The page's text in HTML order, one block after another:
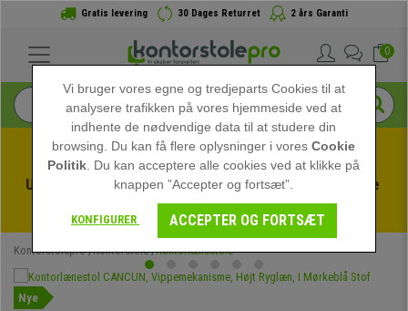
Gratis levering 30 Dages Returret 2 års Garanti
0
Udnyt sommerudsalget hos kontorstolepro! Eksklusive
rabatter i en begrænset periode - Se tilbuddet
Kontorstolepro Kontorstole Kontorlænestole
Nye
Vi bruger vores egne og tredjeparts Cookies til at
analysere trafikken på vores hjemmeside ved at
indhente de nødvendige data til at studere din
browsing. Du kan få flere oplysninger i voresCookie
Politik . Du kan acceptere alle cookies ved at klikke på
knappen ”Accepter og fortsæt”.
KONFIGURER ACCEPTER OG FORTSÆT